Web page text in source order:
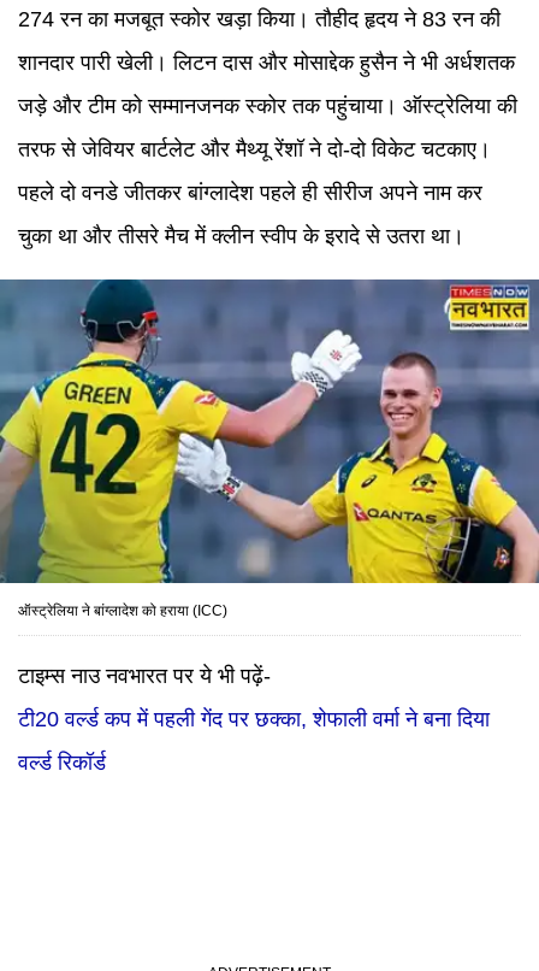
274 रन का मजबूत स्कोर खड़ा किया। तौहीद हृदय ने 83 रन की
शानदार पारी खेली। लिटन दास और मोसाद्देक हुसैन ने भी अर्धशतक
जड़े और टीम को सम्मानजनक स्कोर तक पहुंचाया। ऑस्ट्रेलिया की
तरफ से जेवियर बार्टलेट और मैथ्यू रेंशॉ ने दो-दो विकेट चटकाए।
पहले दो वनडे जीतकर बांग्लादेश पहले ही सीरीज अपने नाम कर
चुका था और तीसरे मैच में क्लीन स्वीप के इरादे से उतरा था।
ऑस्ट्रेलिया ने बांग्लादेश को हराया (ICC)
टाइम्स नाउ नवभारत पर ये भी पढ़ें-
टी20 वर्ल्ड कप में पहली गेंद पर छक्का, शेफाली वर्मा ने बना दिया
वर्ल्ड रिकॉर्ड